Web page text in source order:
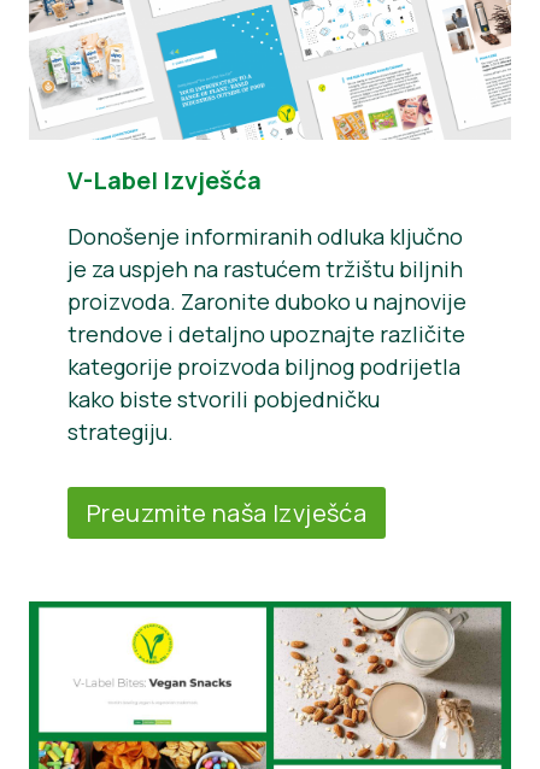
V-Label Izvješća
Donošenje informiranih odluka ključno
je za uspjeh na rastućem tržištu biljnih
proizvoda. Zaronite duboko u najnovije
trendove i detaljno upoznajte različite
kategorije proizvoda biljnog podrijetla
kako biste stvorili pobjedničku
strategiju.
Preuzmite naša Izvješća